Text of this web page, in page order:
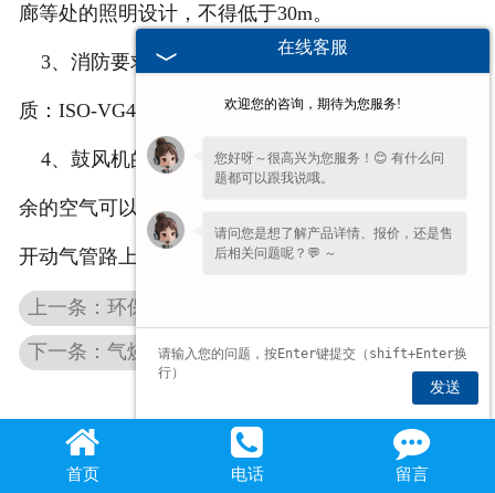
廊等处的照明设计，不得低于30m。
3、消防要求：液压站油箱容积：6001，液压介
质：ISO-VG46抗磨油，闪点约：170℃。
4、鼓风机的出口旁通分支管路，在风机启动时多
余的空气可以从分支管路排入大气，在正常时可以打
开动气管路上的释放阀，将压力泻出。
上一条：环保石灰窑热效率和燃料如何配比
下一条：气烧石灰窑有什么优点
首页 电话 留言
在线客服
欢迎您的咨询，期待为您服务!
您好呀～很高兴为您服务！😊 有什么问
题都可以跟我说哦。
请问您是想了解产品详情、报价，还是售
后相关问题呢？💬 ～
发送